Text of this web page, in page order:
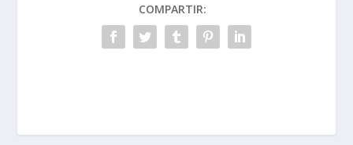
COMPARTIR: